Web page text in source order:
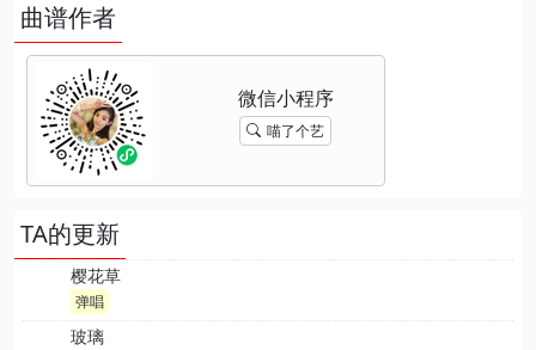
曲谱作者
喵了个艺
TA的更新
樱花草
弹唱
玻璃